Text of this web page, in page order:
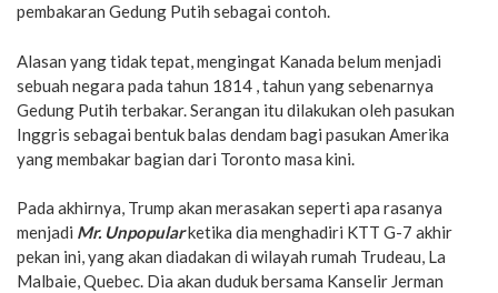
pembakaran Gedung Putih sebagai contoh.
Alasan yang tidak tepat, mengingat Kanada belum menjadi
sebuah negara pada tahun 1814 , tahun yang sebenarnya
Gedung Putih terbakar. Serangan itu dilakukan oleh pasukan
Inggris sebagai bentuk balas dendam bagi pasukan Amerika
yang membakar bagian dari Toronto masa kini.
Pada akhirnya, Trump akan merasakan seperti apa rasanya
menjadi Mr. Unpopularketika dia menghadiri KTT G-7 akhir
pekan ini, yang akan diadakan di wilayah rumah Trudeau, La
Malbaie, Quebec. Dia akan duduk bersama Kanselir Jerman